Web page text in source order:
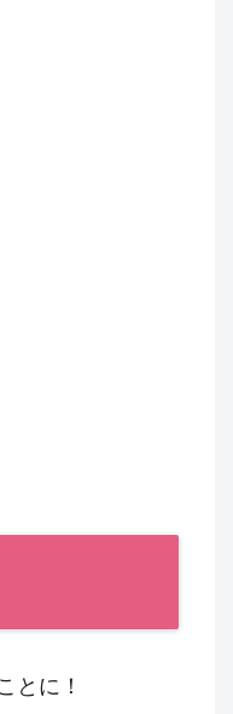
とに！